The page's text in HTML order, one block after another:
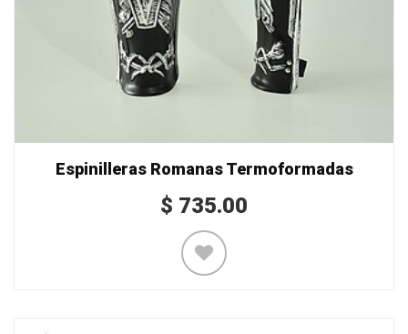
Espinilleras Romanas Termoformadas
$ 735.00